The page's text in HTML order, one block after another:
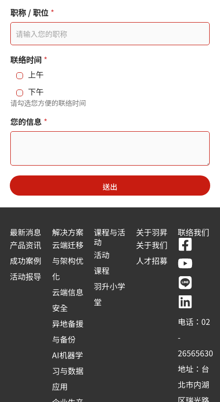
e
s
+
1
絡
時
間
职称 / 职位 *
联络时间 *
上午
下午
请勾选您方便的联络时间
您的信息 *
送出
最新消息
产品资讯
成功案例
活动报导
解决方案
云端迁移
与架构优
化
云端信息
安全
异地备援
与备份
AI机器学
习与数据
应用
课程与活
动
活动
课程
羽升小学
堂
关于羽昇
关于我们
人才招募
联络我们
F
a
c
e
b
o
o
k
-
s
q
Y
o
u
t
u
b
e
L
i
n
e
L
i
n
k
e
d
i
n
电话：02
-
26565630
地址：台
北市内湖